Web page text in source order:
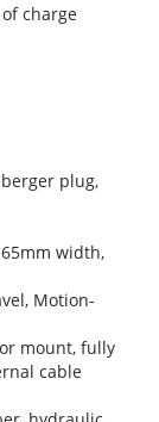
charge
plug,
65mm width,
Motion-
mount, fully
cable